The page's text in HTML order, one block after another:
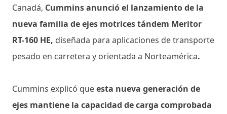
Canadá, Cummins anunció el lanzamiento de la
nueva familia de ejes motrices tándem Meritor
RT-160 HE, diseñada para aplicaciones de transporte
pesado en carretera y orientada a Norteamérica.
Cummins explicó queesta nueva generación de
ejes mantiene la capacidad de carga comprobada